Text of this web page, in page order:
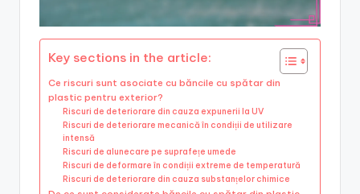
Key sections in the article:
Ce riscuri sunt asociate cu băncile cu spătar din
plastic pentru exterior?
Riscuri de deteriorare din cauza expunerii la UV
Riscuri de deteriorare mecanică în condiții de utilizare
intensă
Riscuri de alunecare pe suprafețe umede
Riscuri de deformare în condiții extreme de temperatură
Riscuri de deteriorare din cauza substanțelor chimice